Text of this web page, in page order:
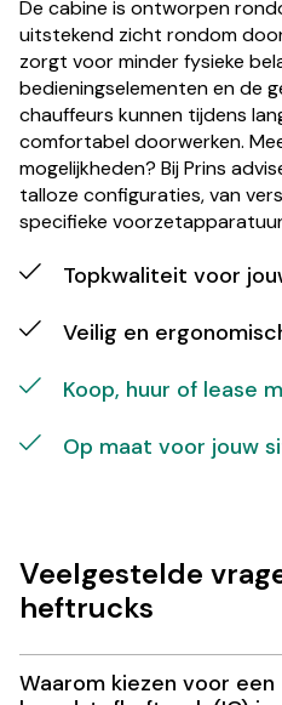
De cabine is ontworpen
uitstekend zicht rondom
zorgt voor minder fysieke
bedieningselementen en de
chauffeurs kunnen tijdens
comfortabel doorwerken.
mogelijkheden? Bij Prins
talloze configuraties, van
specifieke
Topkwaliteit voor
Veilig en
Koop, huur of lease
Op maat voor jouw
Veelgestelde
heftrucks
Waarom kiezen voor een